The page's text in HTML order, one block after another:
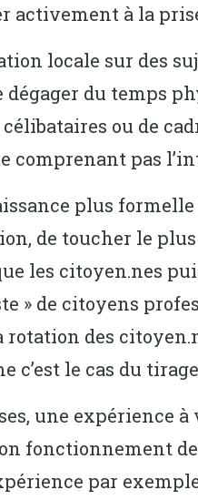
activement à la
locale sur des
dégager du temps
ou de
comprenant pas
plus
de toucher le
les citoyen.nes
» de citoyens
des
le cas du tirage
une expérience
fonctionnement
par